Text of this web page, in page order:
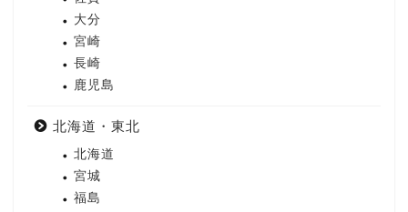
大分
宮崎
長崎
鹿児島
北海道・東北
北海道
宮城
福島